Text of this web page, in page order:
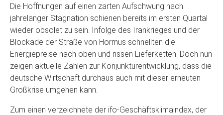
Die Hoffnungen auf einen zarten Aufschwung nach
jahrelanger Stagnation schienen bereits im ersten Quartal
wieder obsolet zu sein. Infolge des Irankrieges und der
Blockade der Straße von Hormus schnellten die
Energiepreise nach oben und rissen Lieferketten. Doch nun
zeigen aktuelle Zahlen zur Konjunkturentwicklung, dass die
deutsche Wirtschaft durchaus auch mit dieser erneuten
Großkrise umgehen kann.
Zum einen verzeichnete der ifo-Geschäftsklimaindex, der